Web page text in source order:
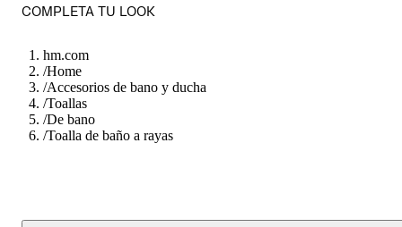
COMPLETA TU LOOK
hm.com
/Home
/Accesorios de bano y ducha
/Toallas
/De bano
/Toalla de baño a rayas